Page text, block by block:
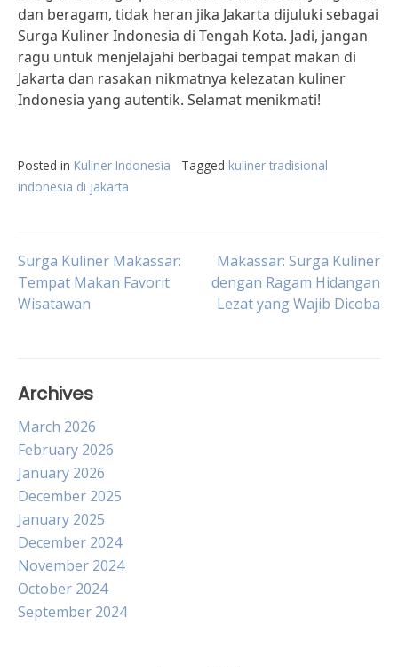
dan beragam, tidak heran jika Jakarta dijuluki sebagai
Surga Kuliner Indonesia di Tengah Kota. Jadi, jangan
ragu untuk menjelajahi berbagai tempat makan di
Jakarta dan rasakan nikmatnya kelezatan kuliner
Indonesia yang autentik. Selamat menikmati!
Posted in Kuliner Indonesia Tagged kuliner tradisional
indonesia di jakarta
Post
navigation
Surga Kuliner Makassar:
Tempat Makan Favorit
Wisatawan
Makassar: Surga Kuliner
dengan Ragam Hidangan
Lezat yang Wajib Dicoba
Archives
March 2026
February 2026
January 2026
December 2025
January 2025
December 2024
November 2024
October 2024
September 2024